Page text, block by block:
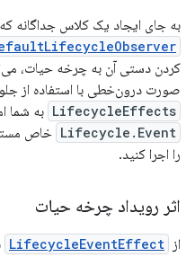
به جای ایجاد یک کلاس جداگانه که
کردن دستی آن به چرخه حیات،
صورت درون‌خطی با استفاده از
LifecycleEffects به شما
Lifecycle.Event خاص
را اجرا کنید.
اثر رویداد چرخه حیات
از LifecycleEventEffect